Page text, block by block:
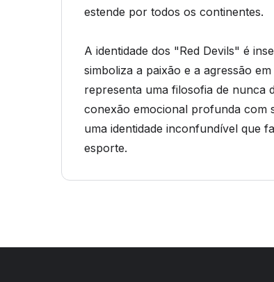
estende por todos os continentes.
A identidade dos "Red Devils" é
simboliza a paixão e a agressão
representa uma filosofia de nunca
conexão emocional profunda com
uma identidade inconfundível que
esporte.